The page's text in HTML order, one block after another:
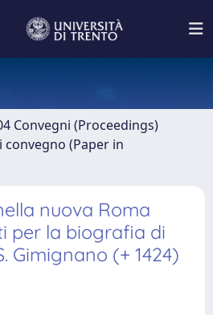
Convegni (Proceedings)
convegno (Paper in
nuova Roma
per la biografia di
Gimignano (+ 1424)